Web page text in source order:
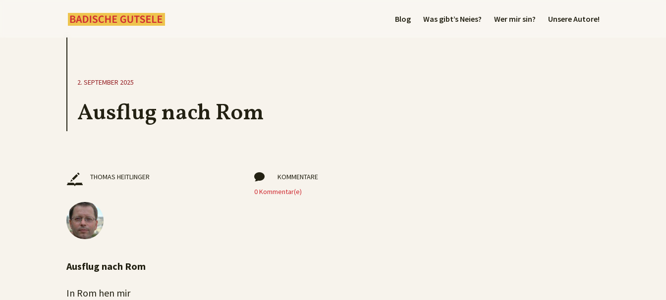
Blog Was gibt’s Neies? Wer mir sin? Unsere Autore!
2. SEPTEMBER 2025
Ausflug nach Rom
THOMAS HEITLINGER 
KOMMENTARE
0 Kommentar(e)
Ausflug nach Rom
In Rom hen mir